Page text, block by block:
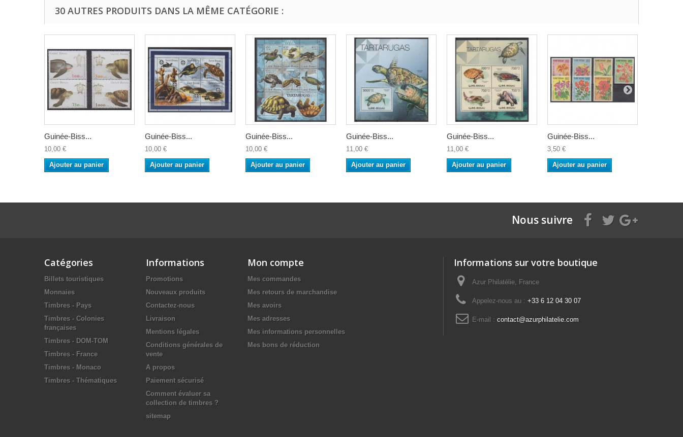
30 AUTRES PRODUITS DANS LA MÊME CATÉGORIE :
Guinée-Biss...
10,00 €
Ajouter au panier
Guinée-Biss...
10,00 €
Ajouter au panier
Guinée-Biss...
10,00 €
Ajouter au panier
Guinée-Biss...
11,00 €
Ajouter au panier
Guinée-Biss...
11,00 €
Ajouter au panier
Guinée-Biss...
3,50 €
Ajouter au panier
Nous suivre
Catégories
Billets touristiques
Monnaies
Timbres - Pays
Timbres - Colonies
françaises
Timbres - DOM-TOM
Timbres - France
Timbres - Monaco
Timbres - Thématiques
Informations
Promotions
Nouveaux produits
Contactez-nous
Livraison
Mentions légales
Conditions générales de
vente
A propos
Paiement sécurisé
Comment évaluer sa
collection de timbres ?
sitemap
Mon compte
Mes commandes
Mes retours de marchandise
Mes avoirs
Mes adresses
Mes informations personnelles
Mes bons de réduction
Informations sur votre boutique
Azur Philatélie, France
Appelez-nous au : +33 6 12 04 30 07
E-mail : contact@azurphilatelie.com